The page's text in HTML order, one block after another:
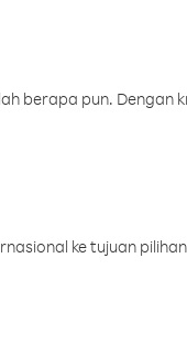
berapa pun.
ke tujuan